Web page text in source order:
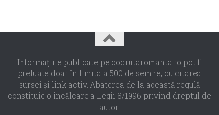
Informaţiile publicate pe codrutaromanta.ro pot fi
preluate doar în limita a 500 de semne, cu citarea
sursei şi link activ. Abaterea de la această regulă
constituie o încălcare a Legii 8/1996 privind dreptul de
autor.